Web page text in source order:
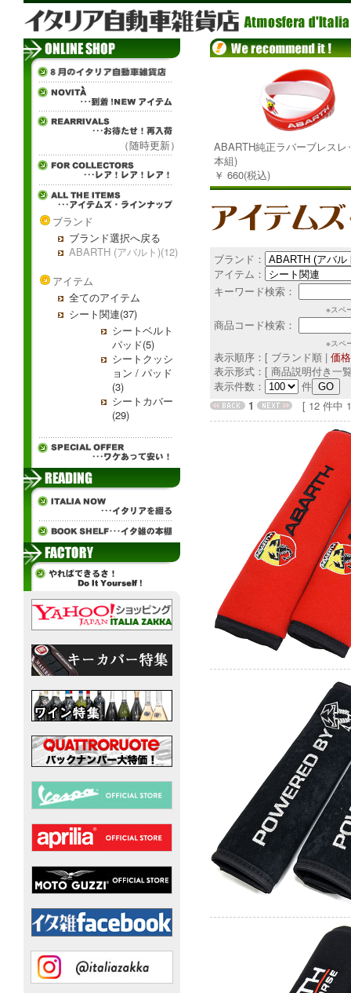
（随時更新）
ブランド
ブランド選択へ戻る
ABARTH (アバルト)(12)
アイテム
全てのアイテム
シート関連(37)
シートベルト
パッド(5)
シートクッシ
ョン / パッド
(3)
シートカバー
(29)
ABARTH純正ラバーブレスレ
本組)
￥ 660(税込)
ブランド：
アイテム：
キーワード検索：
※スペ
商品コード検索：
※スペ
表示順序：[ ブランド順 | 価
表示形式：[ 商品説明付き一
表示件数：
件
1
[ 12 件中 1